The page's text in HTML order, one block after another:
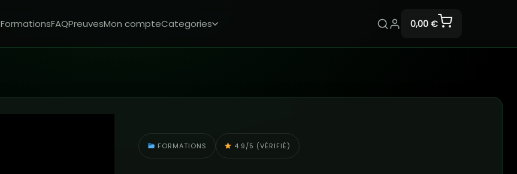
FormationsFAQPreuvesMon compteCategories 0,00 €
FORMATIONS 4.9/5 (VÉRIFIÉ)